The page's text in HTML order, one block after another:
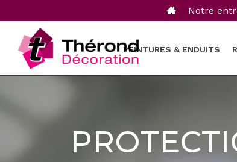
Notre
PEINTURES & ENDUITS